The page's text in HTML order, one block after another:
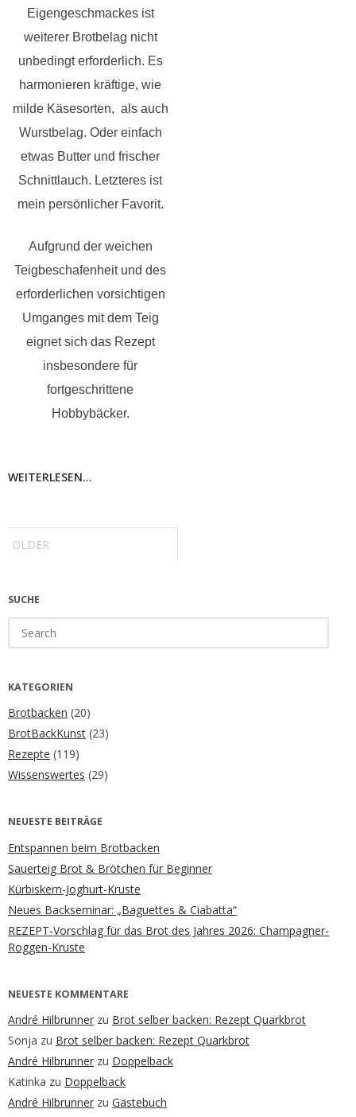
Eigengeschmackes ist
weiterer Brotbelag nicht
unbedingt erforderlich. Es
harmonieren kräftige, wie
milde Käsesorten, als auch
Wurstbelag. Oder einfach
etwas Butter und frischer
Schnittlauch. Letzteres ist
mein persönlicher Favorit.
Aufgrund der weichen
Teigbeschafenheit und des
erforderlichen vorsichtigen
Umganges mit dem Teig
eignet sich das Rezept
insbesondere für
fortgeschrittene
Hobbybäcker.
WEITERLESEN...
OLDER
SUCHE
for:
KATEGORIEN
Brotbacken (20)
BrotBackKunst (23)
Rezepte (119)
Wissenswertes (29)
NEUESTE BEITRÄGE
Entspannen beim Brotbacken
Sauerteig Brot & Brötchen für Beginner
Kürbiskern-Joghurt-Kruste
Neues Backseminar: „Baguettes & Ciabatta“
REZEPT-Vorschlag für das Brot des Jahres 2026: Champagner-
Roggen-Kruste
NEUESTE KOMMENTARE
André Hilbrunner zu Brot selber backen: Rezept Quarkbrot
Sonja zu Brot selber backen: Rezept Quarkbrot
André Hilbrunner zu Doppelback
Katinka zu Doppelback
André Hilbrunner zu Gästebuch